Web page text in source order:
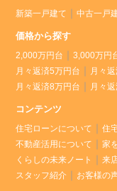
新築一戸建て 中古一戸
価格から探す
2,000万円台 3,000万円
月々返済5万円台
月々
月々返済8万円台
月々
コンテンツ
住宅ローンについて 住
不動産活用について
家
くらしの未来ノート
来
スタッフ紹介
お客様の